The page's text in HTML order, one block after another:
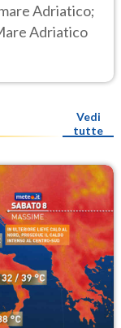
Adriatico;
Adriatico
Vedi
tutte